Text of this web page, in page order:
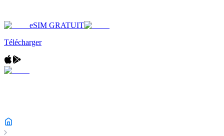
eSIM GRATUIT
Télécharger